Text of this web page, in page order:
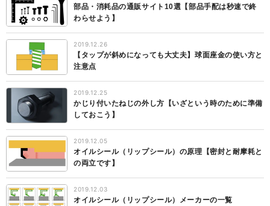
部品・消耗品の通販サイト10選【部品手配は秒速で終
わらせよう】
2019.12.26
【タップが斜めになっても大丈夫】球面座金の使い方と
注意点
2019.12.25
かじり付いたねじの外し方【いざという時のために準備
しておこう】
2019.12.05
オイルシール（リップシール）の原理【密封と耐摩耗と
の両立です】
2019.12.03
オイルシール（リップシール）メーカーの一覧